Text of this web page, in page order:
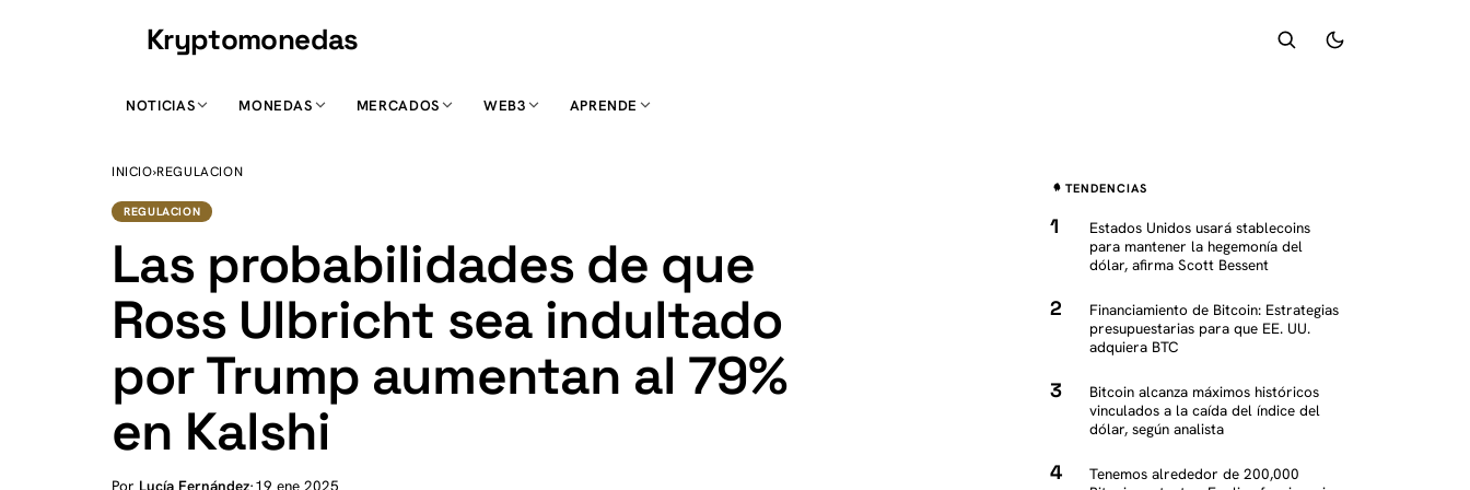
Kryptomonedas
NOTICIAS MONEDAS MERCADOS WEB3 APRENDE
INICIO›REGULACION
REGULACION
Las probabilidades de que
Ross Ulbricht sea indultado
por Trump aumentan al 79%
en Kalshi
Por Lucía Fernández·19 ene 2025
TENDENCIAS
Estados Unidos usará stablecoins
para mantener la hegemonía del
dólar, afirma Scott Bessent
Financiamiento de Bitcoin: Estrategias
presupuestarias para que EE. UU.
adquiera BTC
Bitcoin alcanza máximos históricos
vinculados a la caída del índice del
dólar, según analista
Tenemos alrededor de 200,000